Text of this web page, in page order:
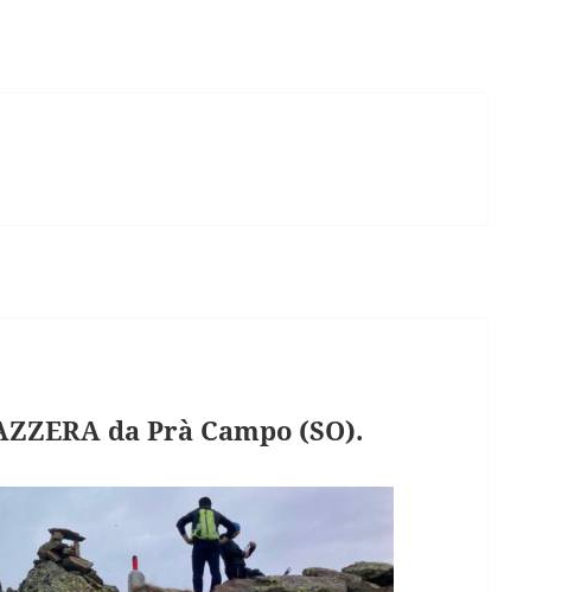
da Prà Campo (SO).